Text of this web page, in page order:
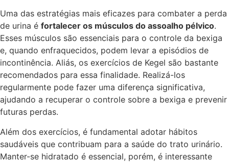
Uma das estratégias mais eficazes para combater a perda
de urina é fortalecer os músculos do assoalho pélvico.
Esses músculos são essenciais para o controle da bexiga
e, quando enfraquecidos, podem levar a episódios de
incontinência. Aliás, os exercícios de Kegel são bastante
recomendados para essa finalidade. Realizá-los
regularmente pode fazer uma diferença significativa,
ajudando a recuperar o controle sobre a bexiga e prevenir
futuras perdas.
Além dos exercícios, é fundamental adotar hábitos
saudáveis que contribuam para a saúde do trato urinário.
Manter-se hidratado é essencial, porém, é interessante